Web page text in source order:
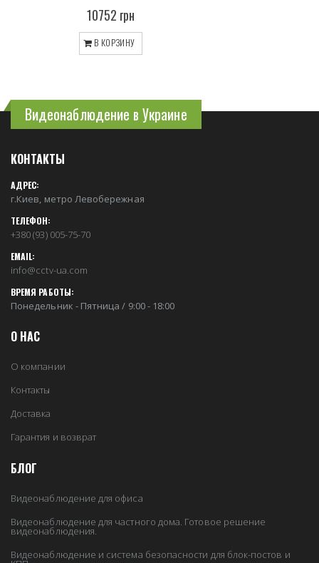
10752 грн
В КОРЗИНУ
Видеонаблюдение в Украине
КОНТАКТЫ
АДРЕС:
г.Киев, метро Левобережная
ТЕЛЕФОН:
+380 (93) 005-75-70
EMAIL:
info@cctv-ua.com
ВРЕМЯ РАБОТЫ:
Понедельник - Пятница / 9:00 - 18:00
О НАС
О компании
Контакты
Доставка
Гарантия и возврат
БЛОГ
Видеонаблюдение для офиса
Видеонаблюдение для частного дома. Готовое решение
видеонаблюдения.
Видеонаблюдение и система безопасности для блок-постов и